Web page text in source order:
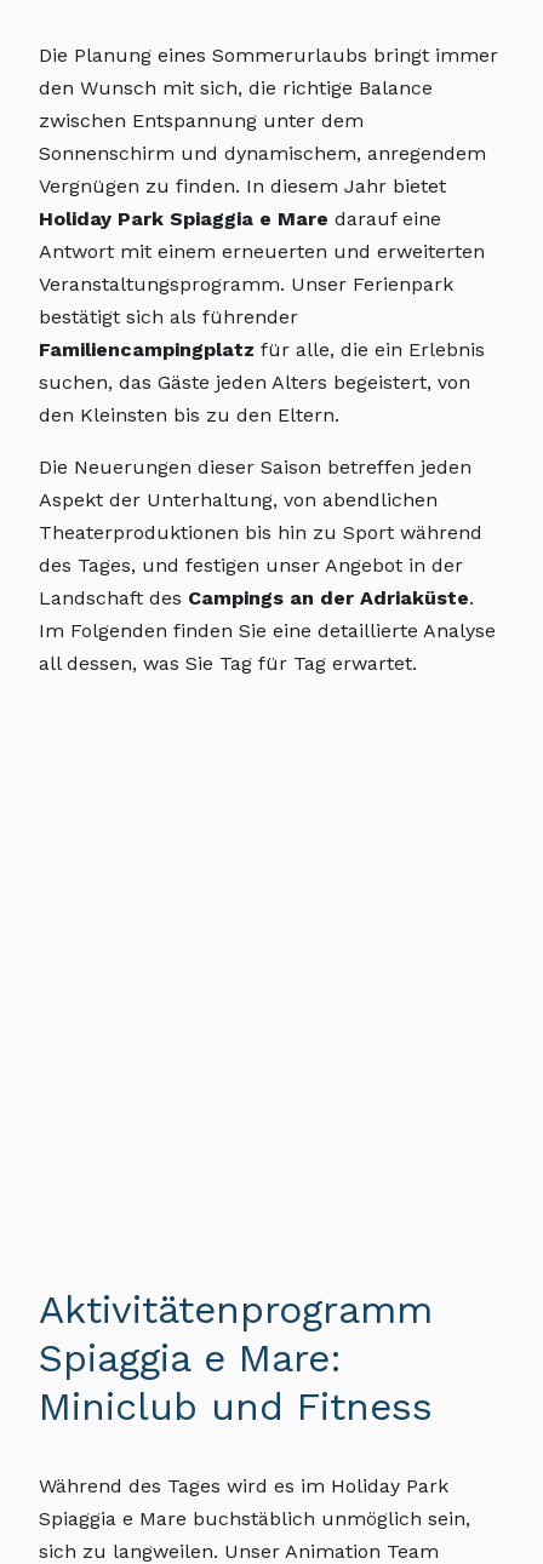
Die Planung eines Sommerurlaubs bringt immer
den Wunsch mit sich, die richtige Balance
zwischen Entspannung unter dem
Sonnenschirm und dynamischem, anregendem
Vergnügen zu finden. In diesem Jahr bietet
Holiday Park Spiaggia e Mare darauf eine
Antwort mit einem erneuerten und erweiterten
Veranstaltungsprogramm. Unser Ferienpark
bestätigt sich als führender
Familiencampingplatz für alle, die ein Erlebnis
suchen, das Gäste jeden Alters begeistert, von
den Kleinsten bis zu den Eltern.
Die Neuerungen dieser Saison betreffen jeden
Aspekt der Unterhaltung, von abendlichen
Theaterproduktionen bis hin zu Sport während
des Tages, und festigen unser Angebot in der
Landschaft des Campings an der Adriaküste.
Im Folgenden finden Sie eine detaillierte Analyse
all dessen, was Sie Tag für Tag erwartet.
Aktivitätenprogramm
Spiaggia e Mare:
Miniclub und Fitness
Während des Tages wird es im Holiday Park
Spiaggia e Mare buchstäblich unmöglich sein,
sich zu langweilen. Unser Animation Team